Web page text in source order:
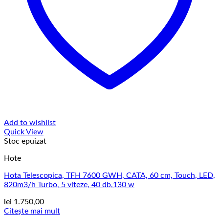
Add to wishlist
Quick View
Stoc epuizat
Hote
Hota Telescopica, TFH 7600 GWH, CATA, 60 cm, Touch, LED,
820m3/h Turbo, 5 viteze, 40 db,130 w
lei 1.750,00
Citește mai mult